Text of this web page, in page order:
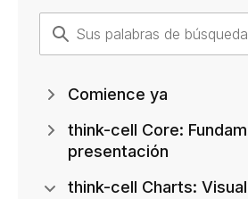
Comience ya
think-cell Core:
presentación
think-cell Charts: